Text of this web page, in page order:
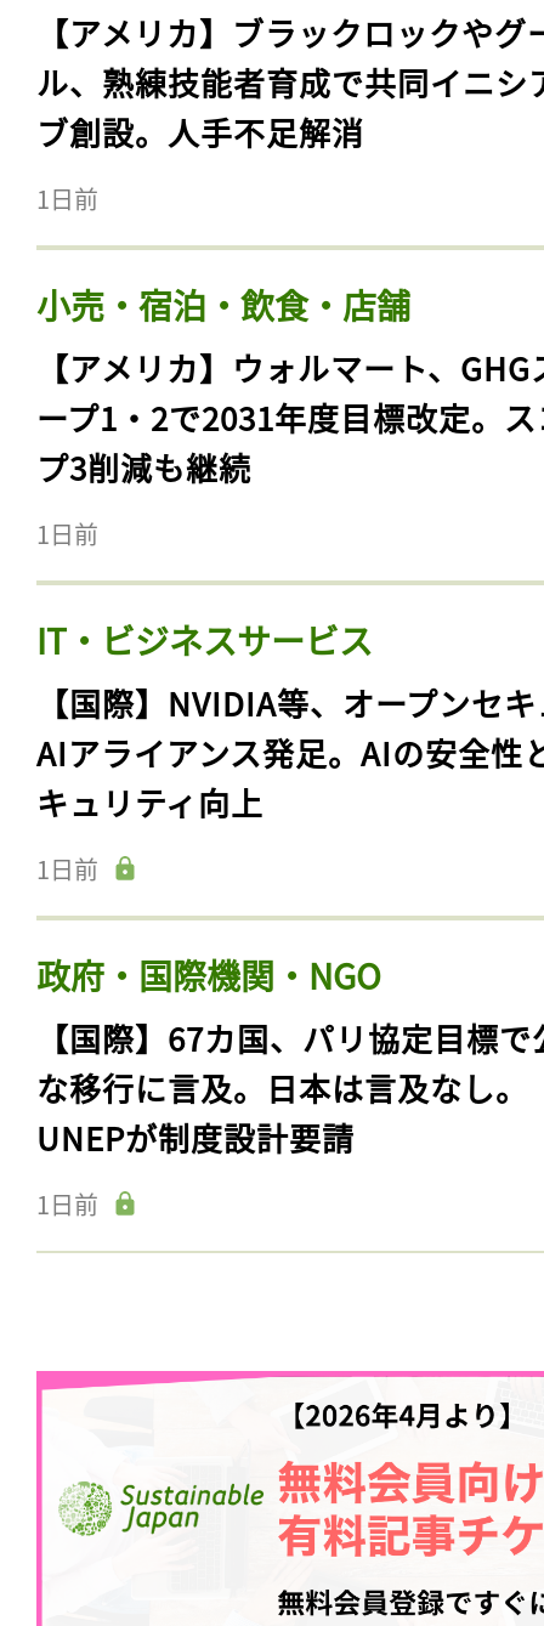
【アメリカ】ブラックロックやグ
ル、熟練技能者育成で共同イニシ
ブ創設。人手不足解消
1日前
小売・宿泊・飲食・店舗
【アメリカ】ウォルマート、GHG
ープ1・2で2031年度目標改定。
プ3削減も継続
1日前
IT・ビジネスサービス
【国際】NVIDIA等、オープンセ
AIアライアンス発足。AIの安全性
キュリティ向上
1日前
政府・国際機関・NGO
【国際】67カ国、パリ協定目標で
な移行に言及。日本は言及なし。
UNEPが制度設計要請
1日前